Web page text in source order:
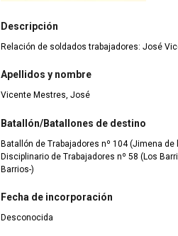
Descripción
Relación de soldados trabajadores: José
Apellidos y nombre
Vicente Mestres, José
Batallón/Batallones de destino
Batallón de Trabajadores nº 104 (Jimena de
Disciplinario de Trabajadores nº 58 (Los
Barrios-)
Fecha de incorporación
Desconocida